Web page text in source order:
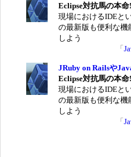
Eclipse対抗馬の本
現場におけるIDEと
の最新版も便利な機
しよう
「
JRuby on Railsや
Eclipse対抗馬の本
現場におけるIDEと
の最新版も便利な機
しよう
「